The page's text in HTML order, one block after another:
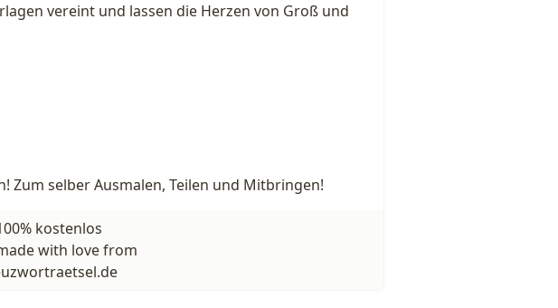
vereint und lassen die Herzen von Groß und
Zum selber Ausmalen, Teilen und Mitbringen!
kostenlos
with love from